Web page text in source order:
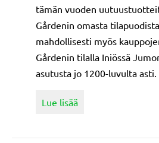
tämän vuoden
Gårdenin omasta
mahdollisesti myös
Gårdenin tilalla Iniössä
asutusta jo 1200-luvulta
Lue lisääabout Juustoa ja